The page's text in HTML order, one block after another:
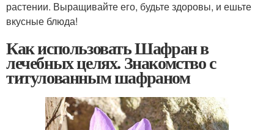
растении. Выращивайте его, будьте здоровы, и ешьте
вкусные блюда!
Как использовать Шафран в
лечебных целях. Знакомство с
титулованным шафраном